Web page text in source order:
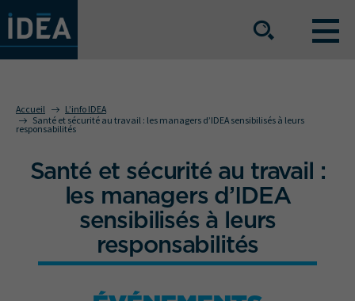
NOS SECTEURS D'ACTIVITÉ
Accueil
L’info IDEA
Santé et sécurité au travail : les managers d’IDEA sensibilisés à leurs
responsabilités
Santé et sécurité au travail :
les managers d’IDEA
sensibilisés à leurs
responsabilités